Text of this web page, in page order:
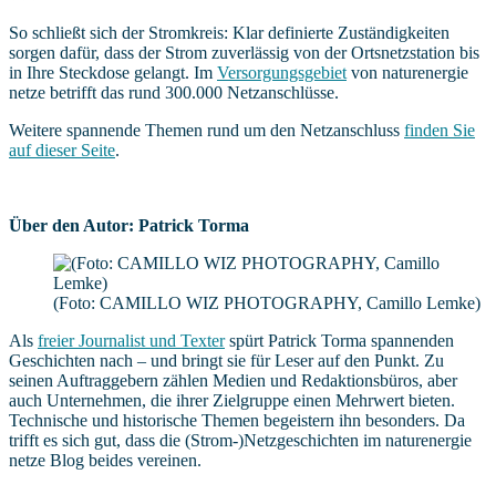
So schließt sich der Stromkreis: Klar definierte Zuständigkeiten
sorgen dafür, dass der Strom zuverlässig von der Ortsnetzstation bis
in Ihre Steckdose gelangt. Im Versorgungsgebiet von naturenergie
netze betrifft das rund 300.000 Netzanschlüsse.
Weitere spannende Themen rund um den Netzanschluss finden Sie
auf dieser Seite.
Über den Autor: Patrick Torma
(Foto: CAMILLO WIZ PHOTOGRAPHY, Camillo Lemke)
Als freier Journalist und Texterspürt Patrick Torma spannenden
Geschichten nach – und bringt sie für Leser auf den Punkt. Zu
seinen Auftraggebern zählen Medien und Redaktionsbüros, aber
auch Unternehmen, die ihrer Zielgruppe einen Mehrwert bieten.
Technische und historische Themen begeistern ihn besonders. Da
trifft es sich gut, dass die (Strom-)Netzgeschichten im naturenergie
netze Blog beides vereinen.